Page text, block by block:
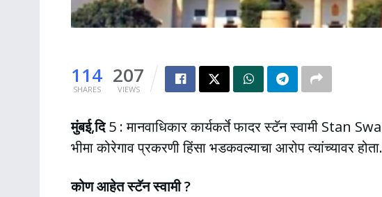
114
SHARES
207
VIEWS
मुंबई,दि5 : मानवाधिकार कार्यकर्ते फादर स्टॅन स्वामी Stan
भीमा कोरेगाव प्रकरणी हिंसा भडकवल्याचा आरोप त्यांच्यावर होता.
कोण आहेत स्टॅन स्वामी ?